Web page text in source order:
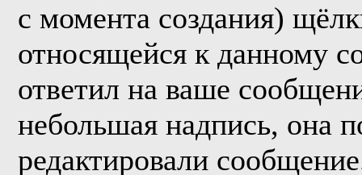
с момента создания)
относящейся к данному
ответил на ваше
небольшая надпись, она
редактировали